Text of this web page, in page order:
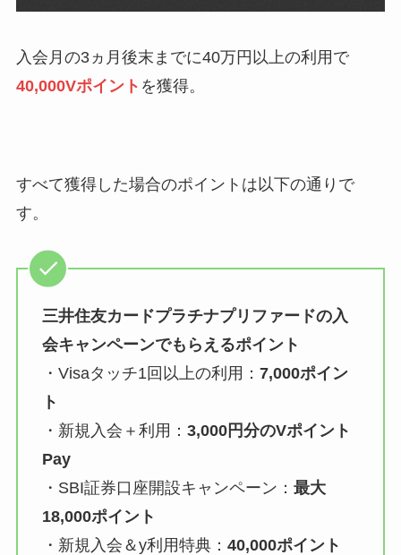
入会月の3ヵ月後末までに40万円以上の利用で
40,000Vポイント を獲得。
すべて獲得した場合のポイントは以下の通りで
す。
三井住友カードプラチナプリファードの入
会キャンペーンでもらえるポイント
・Visaタッチ1回以上の利用： 7,000ポイン
ト
・新規入会＋利用： 3,000円分のVポイント
Pay
・SBI証券口座開設キャンペーン： 最大
18,000ポイント
・新規入会＆y利用特典： 40,000ポイント